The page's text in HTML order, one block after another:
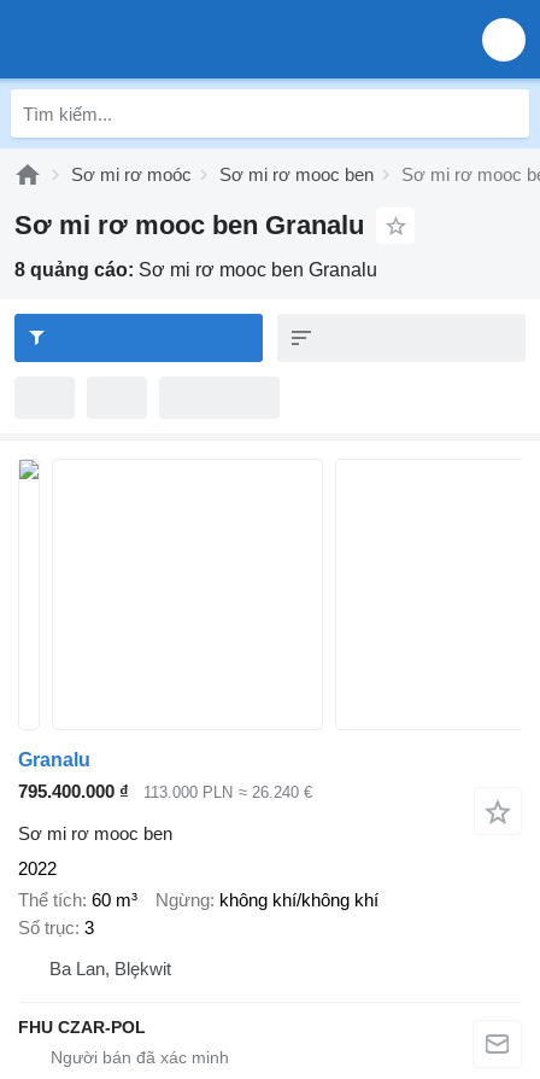
Sơ mi rơ moóc Sơ mi rơ mooc ben Sơ mi rơ mooc
Sơ mi rơ mooc ben Granalu
8 quảng cáo: Sơ mi rơ mooc ben Granalu
Granalu
795.400.000 ₫
113.000 PLN ≈ 26.240 €
Sơ mi rơ mooc ben
2022
Thể tích 60 m³ Ngừng không khí/không khí
Số trục 3
Ba Lan, Blękwit
FHU CZAR-POL